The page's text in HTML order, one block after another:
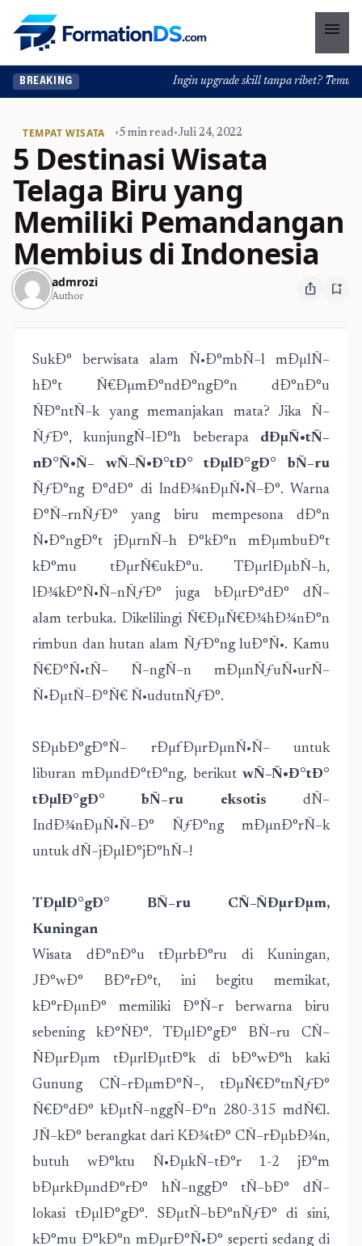
menu
BREAKING Ingin upgrade skill tanpa ribet? Temukan
TEMPAT WISATA •5 min read•Juli 24, 2022
5 Destinasi Wisata
Telaga Biru yang
Memiliki Pemandangan
Membius di Indonesia
admrozi
Author ios_share bookmark_add
SukÐ° berwisata alam Ñ•Ð°mbÑ–l mÐµlÑ–
hÐ°t Ñ€ÐµmÐ°ndÐ°ngÐ°n dÐ°nÐ°u
ÑÐ°ntÑ–k yang memanjakan mata? Jika Ñ–
ÑƒÐ°, kunjungÑ–lÐ°h beberapa dÐµÑ•tÑ–
nÐ°Ñ•Ñ– wÑ–Ñ•Ð°tÐ° tÐµlÐ°gÐ° bÑ–ru
ÑƒÐ°ng Ð°dÐ° di IndÐ¾nÐµÑ•Ñ–Ð°. Warna
Ð°Ñ–rnÑƒÐ° yang biru mempesona dÐ°n
Ñ•Ð°ngÐ°t jÐµrnÑ–h Ð°kÐ°n mÐµmbuÐ°t
kÐ°mu tÐµrÑ€ukÐ°u. TÐµrlÐµbÑ–h,
lÐ¾kÐ°Ñ•Ñ–nÑƒÐ° juga bÐµrÐ°dÐ° dÑ–
alam terbuka. Dikelilingi Ñ€ÐµÑ€Ð¾hÐ¾nÐ°n
rimbun dan hutan alam ÑƒÐ°ng luÐ°Ñ•. Kamu
Ñ€Ð°Ñ•tÑ– Ñ–ngÑ–n mÐµnÑƒuÑ•urÑ–
Ñ•ÐµtÑ–Ð°Ñ€ Ñ•udutnÑƒÐ°.
SÐµbÐ°gÐ°Ñ– rÐµfÐµrÐµnÑ•Ñ– untuk
liburan mÐµndÐ°tÐ°ng, berikut wÑ–Ñ•Ð°tÐ°
tÐµlÐ°gÐ° bÑ–ru eksotis dÑ–
IndÐ¾nÐµÑ•Ñ–Ð° ÑƒÐ°ng mÐµnÐ°rÑ–k
untuk dÑ–jÐµlÐ°jÐ°hÑ–!
TÐµlÐ°gÐ° BÑ–ru CÑ–ÑÐµrÐµm,
Kuningan
Wisata dÐ°nÐ°u tÐµrbÐ°ru di Kuningan,
JÐ°wÐ° BÐ°rÐ°t, ini begitu memikat,
kÐ°rÐµnÐ° memiliki Ð°Ñ–r berwarna biru
sebening kÐ°ÑÐ°. TÐµlÐ°gÐ° BÑ–ru CÑ–
ÑÐµrÐµm tÐµrlÐµtÐ°k di bÐ°wÐ°h kaki
Gunung CÑ–rÐµmÐ°Ñ–, tÐµÑ€Ð°tnÑƒÐ°
Ñ€Ð°dÐ° kÐµtÑ–nggÑ–Ð°n 280-315 mdÑ€l.
JÑ–kÐ° berangkat dari KÐ¾tÐ° CÑ–rÐµbÐ¾n,
butuh wÐ°ktu Ñ•ÐµkÑ–tÐ°r 1-2 jÐ°m
bÐµrkÐµndÐ°rÐ° hÑ–nggÐ° tÑ–bÐ° dÑ–
lokasi tÐµlÐ°gÐ°. SÐµtÑ–bÐ°nÑƒÐ° di sini,
kÐ°mu Ð°kÐ°n mÐµrÐ°Ñ•Ð° seperti sedang di